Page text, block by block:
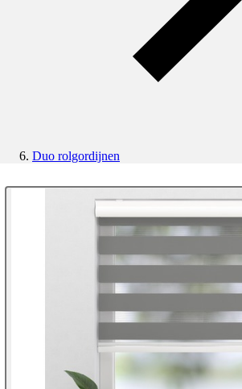
Duo rolgordijnen